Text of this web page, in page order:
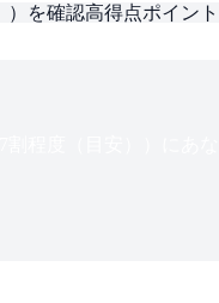
）を確認高得点ポイント